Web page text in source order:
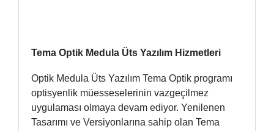
Tema Optik Medula Üts Yazılım Hizmetleri
Optik Medula Üts Yazılım Tema Optik programı
optisyenlik müesseselerinin vazgeçilmez
uygulaması olmaya devam ediyor. Yenilenen
Tasarımı ve Versiyonlarına sahip olan Tema